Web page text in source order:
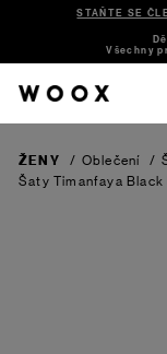
STAŇTE SE
Všechny
ŽENY / Oblečení /
Šaty Timanfaya Black